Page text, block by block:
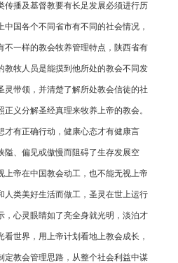
传播及基督教要有长足发展必须进行历
国各个不同省市有不同的社会情况，
不一样的教会牧养管理特点，陕西省有
教牧人员是能摸到他所处的教会不同发
灵带领，并清楚了解所处教会信徒的社
义分解圣经真理来牧养上帝的教会。
才有正确行动，健康心态才有健康言
隘、偏见或傲慢而阻碍了生存发展空
上帝在中国教会动工，也不能无视上帝
人类美好生活而做工，圣灵在世上运行
，心灵眼睛如了亮全身就光明，淡泊才
世界，用上帝计划看地上教会成长，
定教会管理思路，从整个社会利益中谋